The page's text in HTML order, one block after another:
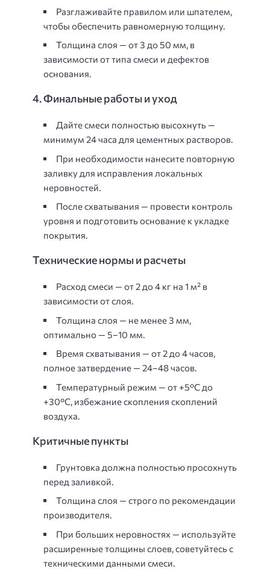
Разглаживайте правилом или шпателем,
чтобы обеспечить равномерную толщину.
Толщина слоя — от 3 до 50 мм, в
зависимости от типа смеси и дефектов
основания.
4. Финальные работы и уход
Дайте смеси полностью высохнуть —
минимум 24 часа для цементных растворов.
При необходимости нанесите повторную
заливку для исправления локальных
неровностей.
После схватывания — провести контроль
уровня и подготовить основание к укладке
покрытия.
Технические нормы и расчеты
Расход смеси — от 2 до 4 кг на 1 м² в
зависимости от слоя.
Толщина слоя — не менее 3 мм,
оптимально — 5–10 мм.
Время схватывания — от 2 до 4 часов,
полное затвердение — 24–48 часов.
Температурный режим — от +5°C до
+30°C, избежание скопления скоплений
воздуха.
Критичные пункты
Грунтовка должна полностью просохнуть
перед заливкой.
Толщина слоя — строго по рекомендации
производителя.
При больших неровностях — используйте
расширенные толщины слоев, советуйтесь с
техническими данными смеси.